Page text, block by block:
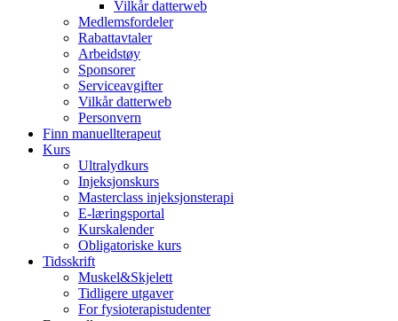
Vilkår datterweb
Medlemsfordeler
Rabattavtaler
Arbeidstøy
Sponsorer
Serviceavgifter
Vilkår datterweb
Personvern
Finn manuellterapeut
Kurs
Ultralydkurs
Injeksjonskurs
Masterclass injeksjonsterapi
E-læringsportal
Kurskalender
Obligatoriske kurs
Tidsskrift
Muskel&Skjelett
Tidligere utgaver
For fysioterapistudenter